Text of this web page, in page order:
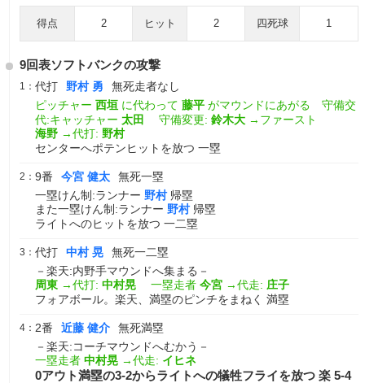
得点 2 ヒット 2 四死球 1
9回表ソフトバンクの攻撃
1： 代打 野村 勇
無死走者なし
ピッチャー 西垣 に代わって 藤平 がマウンドにあがる 守備交
代:キャッチャー 太田 守備変更: 鈴木大 →ファースト
海野 →代打: 野村
センターへポテンヒットを放つ 一塁
2： 9番 今宮 健太
無死一塁
一塁けん制:ランナー 野村 帰塁
また一塁けん制:ランナー 野村 帰塁
ライトへのヒットを放つ 一二塁
3： 代打 中村 晃
無死一二塁
－楽天:内野手マウンドへ集まる－
周東 →代打: 中村晃 一塁走者 今宮 →代走: 庄子
フォアボール。楽天、満塁のピンチをまねく 満塁
4： 2番 近藤 健介
無死満塁
－楽天:コーチマウンドへむかう－
一塁走者 中村晃 →代走: イヒネ
0アウト満塁の3-2からライトへの犠牲フライを放つ 楽 5-4